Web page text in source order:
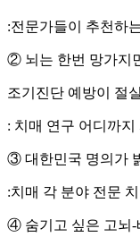
:전문가들이 추천하
② 뇌는 한번 망가지
조기진단 예방이 절실
: 치매 연구 어디까지
③ 대한민국 명의가
:치매 각 분야 전문
④ 숨기고 싶은 고뇌-